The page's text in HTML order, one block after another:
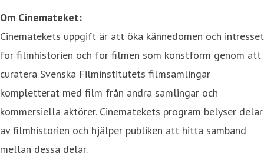
Om Cinemateket:
Cinematekets uppgift är att öka kännedomen och intresset
för filmhistorien och för filmen som konstform genom att
curatera Svenska Filminstitutets filmsamlingar
kompletterat med film från andra samlingar och
kommersiella aktörer. Cinematekets program belyser delar
av filmhistorien och hjälper publiken att hitta samband
mellan dessa delar.